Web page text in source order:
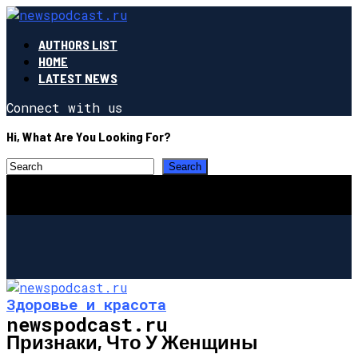
AUTHORS LIST
HOME
LATEST NEWS
Connect with us
Hi, What Are You Looking For?
newspodcast.ru
Здоровье и красота
Признаки, Что У Женщины